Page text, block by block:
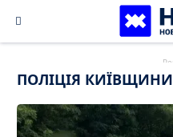
content
ПОЛІЦІЯ КИЇВЩИНИ